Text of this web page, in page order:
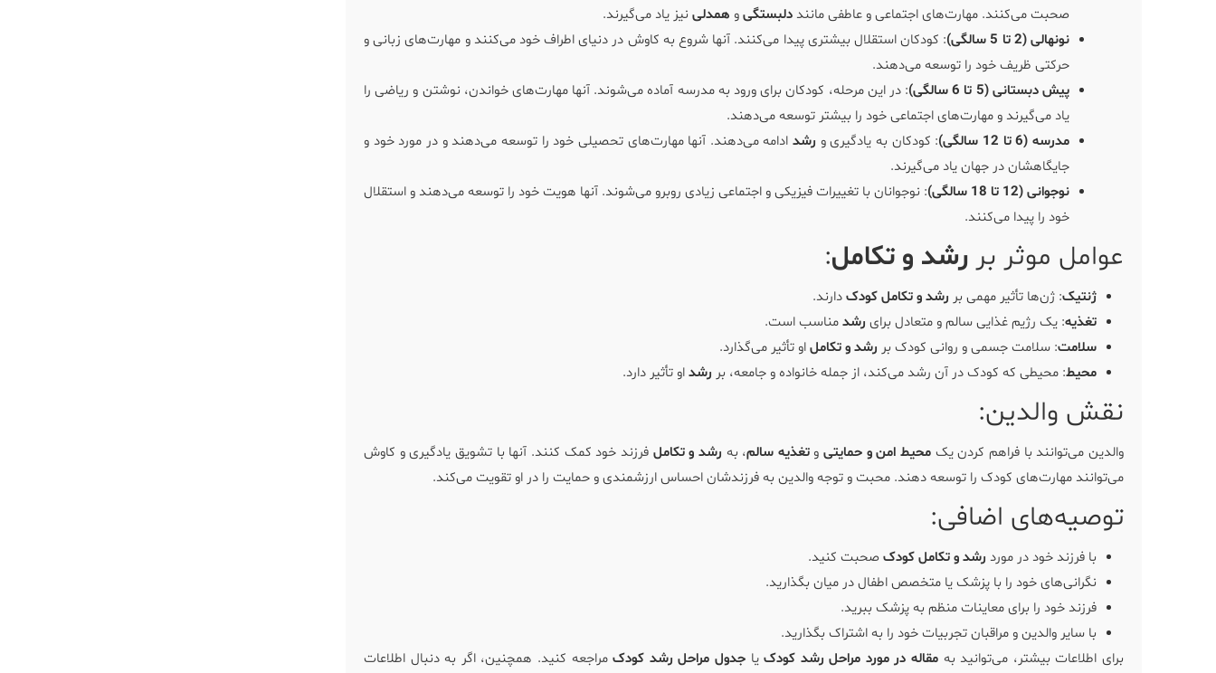
صحبت می‌کنند. مهارت‌های اجتماعی و عاطفی مانند دلبستگیو همدلی نیز یاد می‌گیرند.
نونهالی (2 تا 5 سالگی)
: کودکان استقلال بیشتری پیدا می‌کنند. آنها شروع به کاوش در دنیای اطراف خود می‌کنند و مهارت‌های زبانی و
حرکتی ظریف خود را توسعه می‌دهند.
پیش دبستانی (5 تا 6 سالگی)
: در این مرحله، کودکان برای ورود به مدرسه آماده می‌شوند. آنها مهارت‌های خواندن، نوشتن و ریاضی را
یاد می‌گیرند و مهارت‌های اجتماعی خود را بیشتر توسعه می‌دهند.
مدرسه (6 تا 12 سالگی)
: کودکان به یادگیری و رشدادامه می‌دهند. آنها مهارت‌های تحصیلی خود را توسعه می‌دهند و در مورد خود و
جایگاهشان در جهان یاد می‌گیرند.
نوجوانی (12 تا 18 سالگی)
: نوجوانان با تغییرات فیزیکی و اجتماعی زیادی روبرو می‌شوند. آنها هویت خود را توسعه می‌دهند و استقلال
خود را پیدا می‌کنند.
عوامل موثر بر رشد و تکامل:
ژنتیک: ژن‌ها تأثیر مهمی بر رشد و تکامل کودکدارند.
تغذیه: یک رژیم غذایی سالم و متعادل برای رشدمناسب است.
سلامت: سلامت جسمی و روانی کودک بر رشد و تکاملاو تأثیر می‌گذارد.
محیط: محیطی که کودک در آن رشد می‌کند، از جمله خانواده و جامعه، بر رشداو تأثیر دارد.
نقش والدین:
والدین می‌توانند با فراهم کردن یک محیط امن و حمایتیوتغذیه سالم، به رشد و تکامل فرزند خود کمک کنند. آنها با تشویق یادگیری و کاوش
می‌توانند مهارت‌های کودک را توسعه دهند. محبت و توجه والدین به فرزندشان احساس ارزشمندی و حمایت را در او تقویت می‌کند.
توصیه‌های اضافی:
با فرزند خود در مورد رشد و تکامل کودکصحبت کنید.
نگرانی‌های خود را با پزشک یا متخصص اطفال در میان بگذارید.
فرزند خود را برای معاینات منظم به پزشک ببرید.
با سایر والدین و مراقبان تجربیات خود را به اشتراک بگذارید.
برای اطلاعات بیشتر، می‌توانید به مقاله در مورد مراحل رشد کودکیاجدول مراحل رشد کودکمراجعه کنید. همچنین، اگر به دنبال اطلاعات